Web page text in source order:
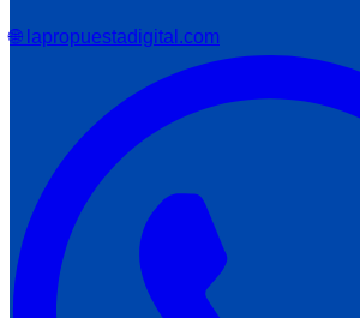
🌐 lapropuestadigital.com